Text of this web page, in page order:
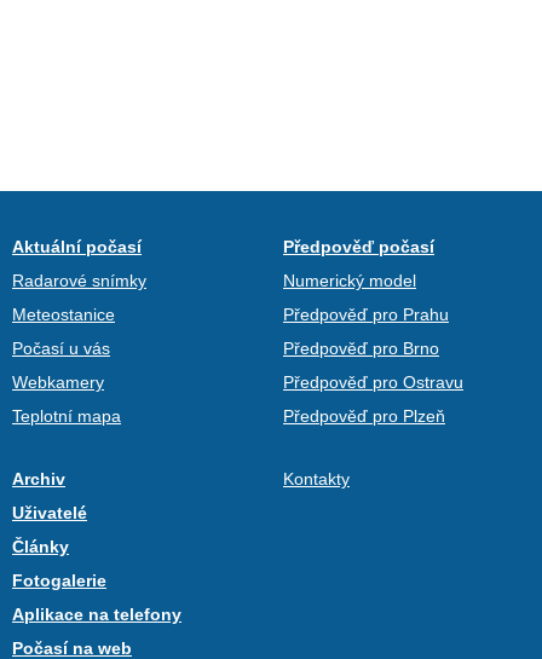
Aktuální počasí
Radarové snímky
Meteostanice
Počasí u vás
Webkamery
Teplotní mapa
Předpověď počasí
Numerický model
Předpověď pro Prahu
Předpověď pro Brno
Předpověď pro Ostravu
Předpověď pro Plzeň
Archiv
Uživatelé
Články
Fotogalerie
Aplikace na telefony
Počasí na web
Kontakty